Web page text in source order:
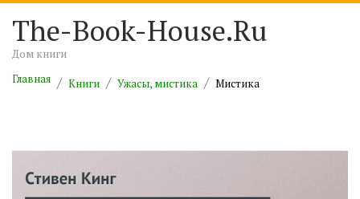
The-Book-House.Ru
Дом книги
Главная
Книги Ужасы, мистика Мистика